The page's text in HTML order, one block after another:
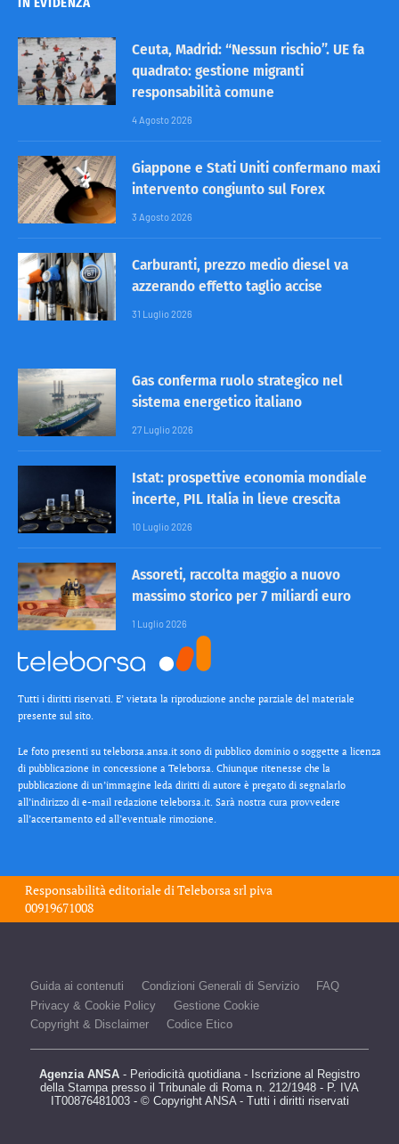
Ceuta, Madrid: “Nessun rischio”. UE fa
quadrato: gestione migranti
responsabilità comune
4 Agosto 2026
Giappone e Stati Uniti confermano maxi
intervento congiunto sul Forex
3 Agosto 2026
Carburanti, prezzo medio diesel va
azzerando effetto taglio accise
31 Luglio 2026
Gas conferma ruolo strategico nel
sistema energetico italiano
27 Luglio 2026
Istat: prospettive economia mondiale
incerte, PIL Italia in lieve crescita
10 Luglio 2026
Assoreti, raccolta maggio a nuovo
massimo storico per 7 miliardi euro
1 Luglio 2026
Tutti i diritti riservati. E’ vietata la riproduzione anche parziale del materiale
presente sul sito.
Le foto presenti su teleborsa.ansa.it sono di pubblico dominio o soggette a licenza
di pubblicazione in concessione a Teleborsa. Chiunque ritenesse che la
pubblicazione di un’immagine leda diritti di autore è pregato di segnalarlo
all’indirizzo di e-mail redazione teleborsa.it. Sarà nostra cura provvedere
all’accertamento ed all’eventuale rimozione.
Responsabilità editoriale diTeleborsa srlpiva
00919671008
Guida ai contenuti Condizioni Generali di Servizio
FAQ
Privacy & Cookie Policy
Gestione Cookie
Copyright & Disclaimer
Codice Etico
Agenzia ANSA - Periodicità quotidiana - Iscrizione al Registro
della Stampa presso il Tribunale di Roma n. 212/1948 - P. IVA
IT00876481003 - © Copyright ANSA - Tutti i diritti riservati